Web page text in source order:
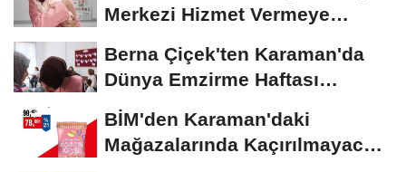
Merkezi Hizmet Vermeye
Berna Çiçek'ten Karaman'da
Dünya Emzirme Haftası
Etkinliğine Ziyaret
BİM'den Karaman'daki
Mağazalarında Kaçırılmayacak